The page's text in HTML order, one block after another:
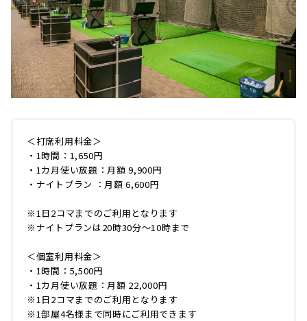
＜打席利用料金＞
・1時間：1,650円
・1カ月使い放題：月額 9,900円
・ナイトプラン ：月額 6,600円
※1日2コマまでのご利用となります
※ナイトプランは20時30分～10時まで
＜個室利用料金＞
・1時間：5,500円
・1カ月使い放題：月額 22,000円
※1日2コマまでのご利用となります
※1部屋4名様まで同時にご利用できます